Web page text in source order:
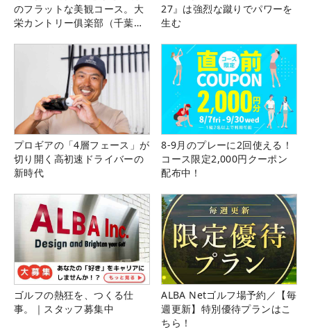
のフラットな美観コース。大
栄カントリー俱楽部（千葉
27』は強烈な蹴りでパワーを
生む
プロギアの「4層フェース」が
切り開く高初速ドライバーの
新時代
8-9月のプレーに2回使える！
コース限定2,000円クーポン
配布中！
ゴルフの熱狂を、つくる仕
事。｜スタッフ募集中
ALBA Netゴルフ場予約／【毎
週更新】特別優待プランはこ
ちら！